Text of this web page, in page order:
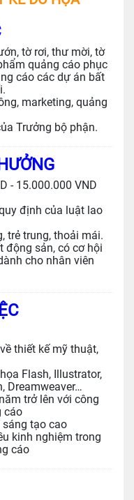
tờ rơi, thư mời, tờ
quảng cáo phục
cáo các dự án bất
marketing, quảng
Trưởng bộ phận.
- 15.000.000 VND
định của luật lao
trẻ trung, thoải mái.
động sản, có cơ hội
cho nhân viên
thiết kế mỹ thuật,
Flash, Illustrator,
Dreamweaver…
trở lên với công
cáo
sáng tạo cao
kinh nghiệm trong
cáo